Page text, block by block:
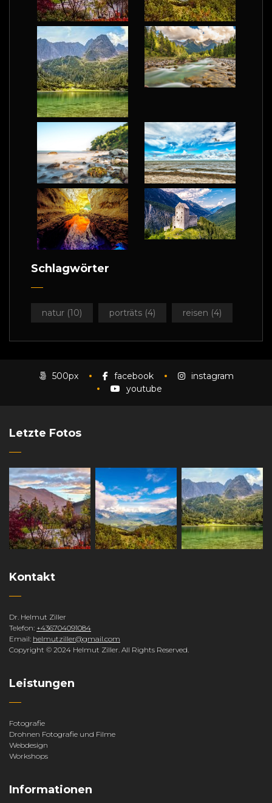
Schlagwörter
natur (10) porträts (4) reisen (4)
500px facebook
instagram
youtube
Letzte Fotos
Kontakt
Dr. Helmut Ziller
Telefon: +436704091084
Email: helmutziller@gmail.com
Copyright © 2024 Helmut Ziller. All Rights Reserved.
Leistungen
Fotografie
Drohnen Fotografie und Filme
Webdesign
Workshops
Informationen